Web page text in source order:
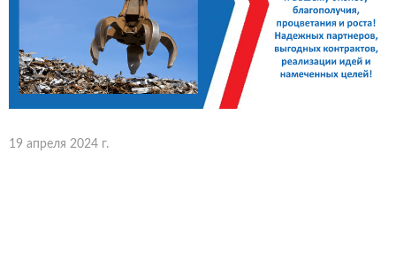
19 апреля 2024 г.